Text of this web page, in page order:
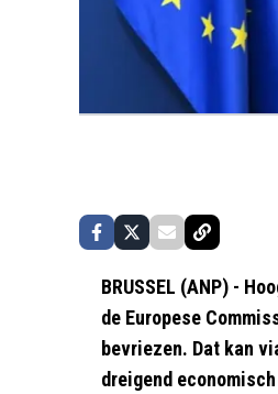
BRUSSEL (ANP) -
de Europese
bevriezen. Dat kan
dreigend